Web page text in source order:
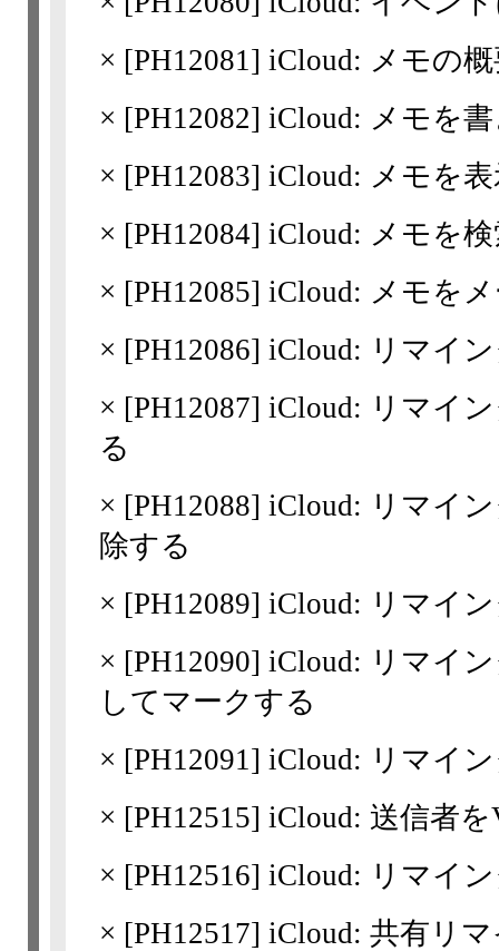
× [PH12081] iCloud: メモの
× [PH12082] iCloud: メモを
× [PH12083] iCloud: メモを
× [PH12084] iCloud: メモを
× [PH12085] iCloud: メモを
× [PH12086] iCloud: リマイ
× [PH12087] iCloud: リマイ
る
× [PH12088] iCloud: リマイ
除する
× [PH12089] iCloud: リマイ
× [PH12090] iCloud: リマイ
してマークする
× [PH12091] iCloud: リマイ
× [PH12515] iCloud: 送信者
× [PH12516] iCloud: リマイ
× [PH12517] iCloud: 共有リ